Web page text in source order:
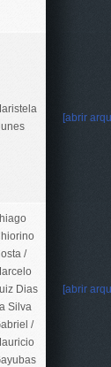
[abrir
/
Dias
Silva
/
[abrir